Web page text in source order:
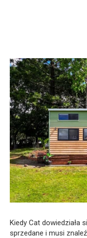
Kiedy Cat dowiedziała
sprzedane i musi